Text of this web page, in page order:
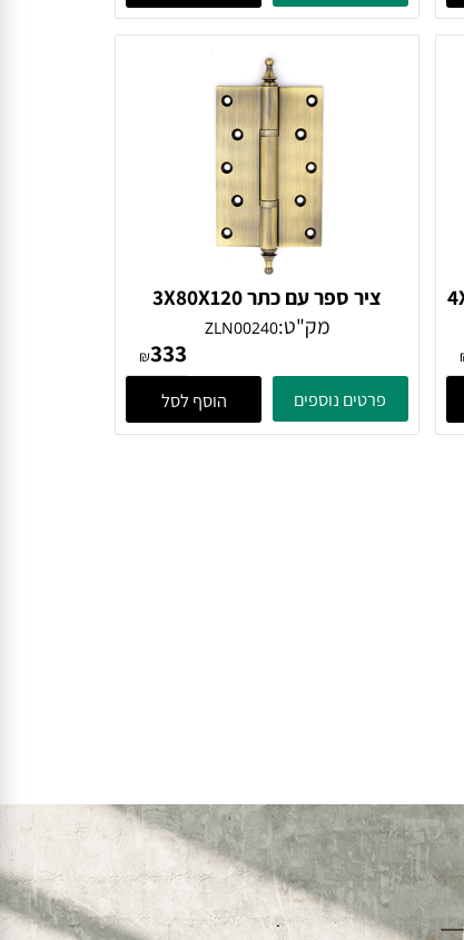
₪47
ציר ספר עם כתר 3X80X120
נחושתמק"ט:ZLN00240
333